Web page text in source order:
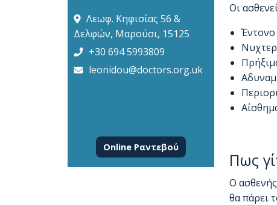
Οι
Έντονο
Πως
Ο
θα πάρει
Λεωφ. Κηφισίας 56 &
Δελφών, Μαρούσι, 15125
+30 694 5993809
leonidou@doctors.org.uk
Online Ραντεβού